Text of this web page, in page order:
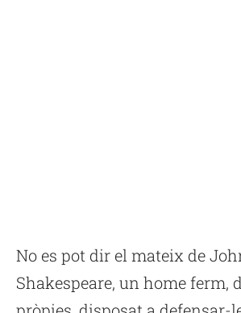
No es pot dir el mateix de
Shakespeare, un home ferm,